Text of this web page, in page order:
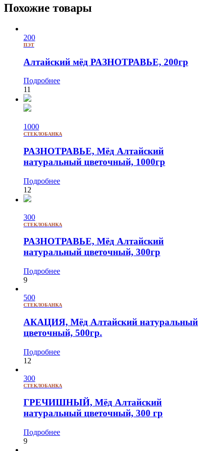
Похожие товары
200
ПЭТ
Алтайский мёд РАЗНОТРАВЬЕ, 200гр
Подробнее
11
1000
СТЕКЛОБАНКА
РАЗНОТРАВЬЕ, Мёд Алтайский
натуральный цветочный, 1000гр
Подробнее
12
300
СТЕКЛОБАНКА
РАЗНОТРАВЬЕ, Мёд Алтайский
натуральный цветочный, 300гр
Подробнее
9
500
СТЕКЛОБАНКА
АКАЦИЯ, Мёд Алтайский натуральный
цветочный, 500гр.
Подробнее
12
300
СТЕКЛОБАНКА
ГРЕЧИШНЫЙ, Мёд Алтайский
натуральный цветочный, 300 гр
Подробнее
9